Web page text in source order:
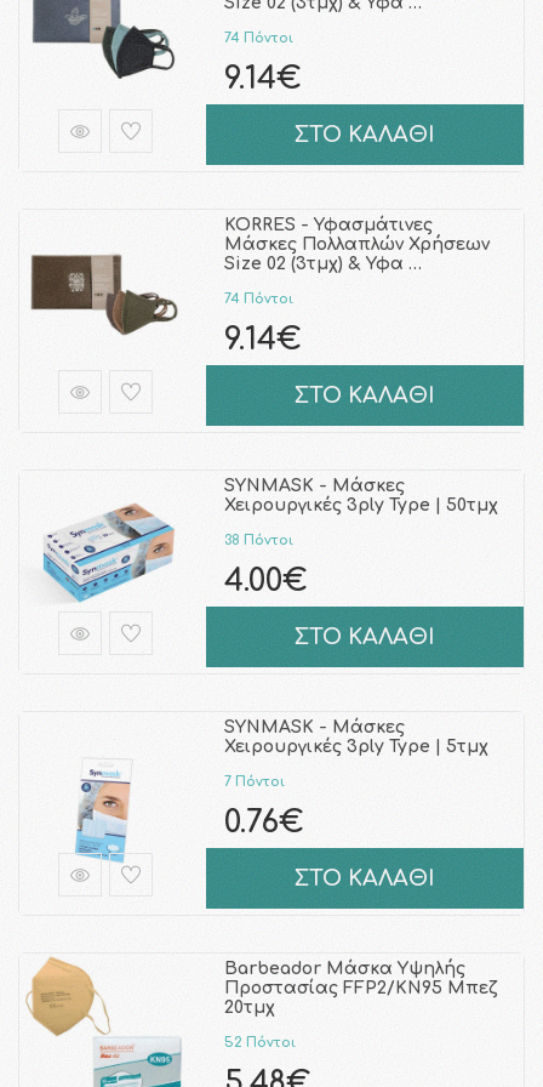
74 Πόντοι
9.14€
ΣΤΟ ΚΑΛΑΘΙ
KORRES - Υφασμάτινες
Μάσκες Πολλαπλών Χρήσεων
Size 02 (3τμχ) & Υφα …
74 Πόντοι
9.14€
ΣΤΟ ΚΑΛΑΘΙ
SYNMASK - Μάσκες
Χειρουργικές 3ply Type | 50τμχ
38 Πόντοι
4.00€
ΣΤΟ ΚΑΛΑΘΙ
SYNMASK - Μάσκες
Χειρουργικές 3ply Type | 5τμχ
7 Πόντοι
0.76€
ΣΤΟ ΚΑΛΑΘΙ
Barbeador Μάσκα Υψηλής
Προστασίας FFP2/KN95 Μπεζ
20τμχ
52 Πόντοι